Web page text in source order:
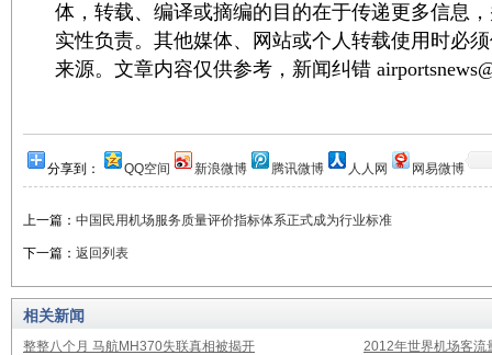
体，转载、编译或摘编的目的在于传递更多信息
实性负责。其他媒体、网站或个人转载使用时必
来源。文章内容仅供参考，新闻纠错
分享到： QQ空间 新浪微博 腾讯微博 人人网 网易微博
上一篇： 中国民用机场服务质量评价指标体系正式成为行业标准
下一篇： 返回列表
相关新闻
整整八个月 马航MH370失联真相被揭开
2012年世界机场客流